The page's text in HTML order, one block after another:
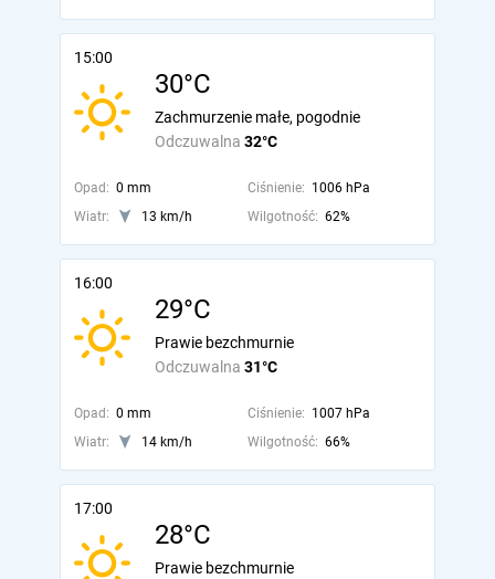
15:00
30°C
Odczuwalna 32°C
Zachmurzenie małe, pogodnie
Opad: 0 mm Ciśnienie: 1006 hPa
Wiatr:
13 km/h Wilgotność: 62%
16:00
29°C
Odczuwalna 31°C
Prawie bezchmurnie
Opad: 0 mm Ciśnienie: 1007 hPa
Wiatr:
14 km/h Wilgotność: 66%
17:00
28°C
Prawie bezchmurnie